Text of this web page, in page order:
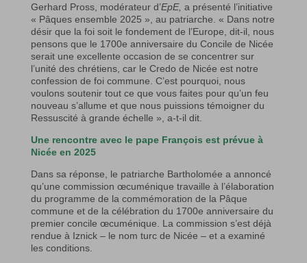
Gerhard Pross, modérateur d’EpE, a présenté l’initiative
« Pâques ensemble 2025 », au patriarche. « Dans notre
désir que la foi soit le fondement de l’Europe, dit-il, nous
pensons que le 1700e anniversaire du Concile de Nicée
serait une excellente occasion de se concentrer sur
l’unité des chrétiens, car le Credo de Nicée est notre
confession de foi commune. C’est pourquoi, nous
voulons soutenir tout ce que vous faites pour qu’un feu
nouveau s’allume et que nous puissions témoigner du
Ressuscité à grande échelle », a-t-il dit.
Une rencontre avec le pape François est prévue à
Nicée en 2025
Dans sa réponse, le patriarche Bartholomée a annoncé
qu’une commission œcuménique travaille à l’élaboration
du programme de la commémoration de la Pâque
commune et de la célébration du 1700e anniversaire du
premier concile œcuménique. La commission s’est déjà
rendue à Iznick – le nom turc de Nicée – et a examiné
les conditions.